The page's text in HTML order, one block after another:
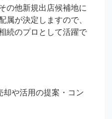
の他新規出店候補地に
属が決定しますので、
続のプロとして活躍で
却や活用の提案・コン